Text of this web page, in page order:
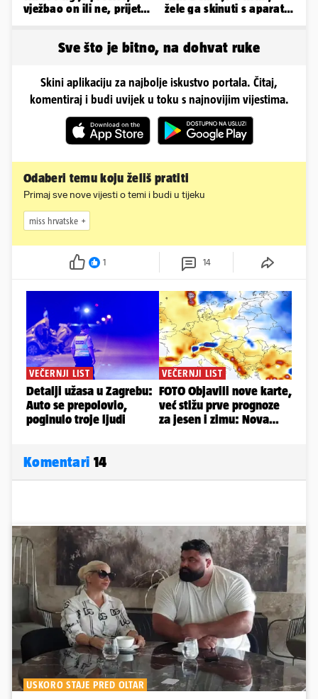
vježbao on ili ne, prijete
žele ga skinuti s aparata!
Sve što je bitno, na dohvat ruke
Skini aplikaciju za najbolje iskustvo portala. Čitaj,
komentiraj i budi uvijek u toku s najnovijim vijestima.
Odaberi temu koju želiš pratiti
Primaj sve nove vijesti o temi i budi u tijeku
miss hrvatske
1 14
Komentari 14
USKORO STAJE PRED OLTAR